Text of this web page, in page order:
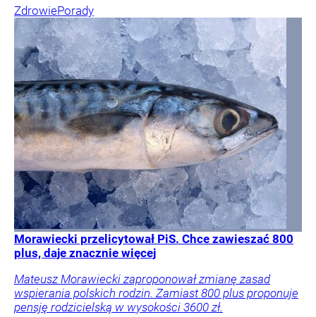
ZdrowiePorady
Morawiecki przelicytował PiS. Chce zawieszać 800
plus, daje znacznie więcej
Mateusz Morawiecki zaproponował zmianę zasad
wspierania polskich rodzin. Zamiast 800 plus proponuje
pensję rodzicielską w wysokości 3600 zł.